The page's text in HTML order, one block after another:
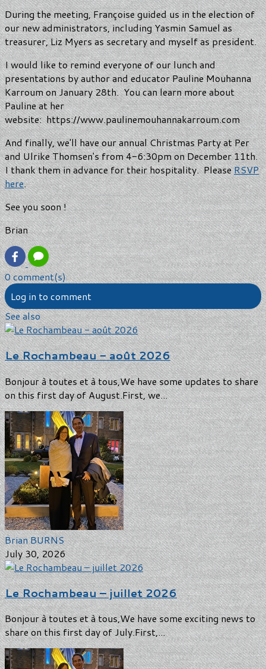
During the meeting, Françoise guided us in the election of
our new administrators, including Yasmin Samuel as
treasurer, Liz Myers as secretary and myself as president.
I would like to remind everyone of our lunch and
presentations by author and educator Pauline Mouhanna
Karroum on January 28th. You can learn more about
Pauline at her
website: https://www.paulinemouhannakarroum.com
And finally, we'll have our annual Christmas Party at Per
and Ulrike Thomsen's from 4-6:30pm on December 11th.
I thank them in advance for their hospitality. PleaseRSVP
here.
See you soon !
Brian
0 comment(s)
Log in to comment
See also
Le Rochambeau - août 2026
Bonjour à toutes et à tous,We have some updates to share
on this first day of August.First, we...
Brian BURNS
July 30, 2026
Le Rochambeau – juillet 2026
Bonjour à toutes et à tous,We have some exciting news to
share on this first day of July.First,...